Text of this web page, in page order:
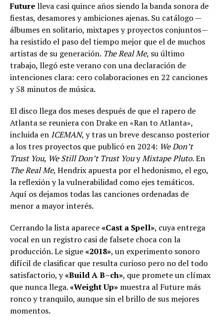
Futurelleva casi quince años siendo la banda sonora de
fiestas, desamores y ambiciones ajenas. Su catálogo —
álbumes en solitario, mixtapes y proyectos conjuntos—
ha resistido el paso del tiempo mejor que el de muchos
artistas de su generación. The Real Me, su último
trabajo, llegó este verano con una declaración de
intenciones clara: cero colaboraciones en 22 canciones
y 58 minutos de música.
El disco llega dos meses después de que el rapero de
Atlanta se reuniera con Drake en «Ran to Atlanta»,
incluida en ICEMAN, y tras un breve descanso posterior
a los tres proyectos que publicó en 2024: We Don’t
Trust You, We Still Don’t Trust YouyMixtape Pluto. En
The Real Me, Hendrix apuesta por el hedonismo, el ego,
la reflexión y la vulnerabilidad como ejes temáticos.
Aquí os dejamos todas las canciones ordenadas de
menor a mayor interés.
Cerrando la lista aparece«Cast a Spell», cuya entrega
vocal en un registro casi de falsete choca con la
producción. Le sigue«2018», un experimento sonoro
difícil de clasificar que resulta curioso pero no del todo
satisfactorio, y«Build A B–ch», que promete un clímax
que nunca llega.«Weight Up» muestra al Future más
ronco y tranquilo, aunque sin el brillo de sus mejores
momentos.